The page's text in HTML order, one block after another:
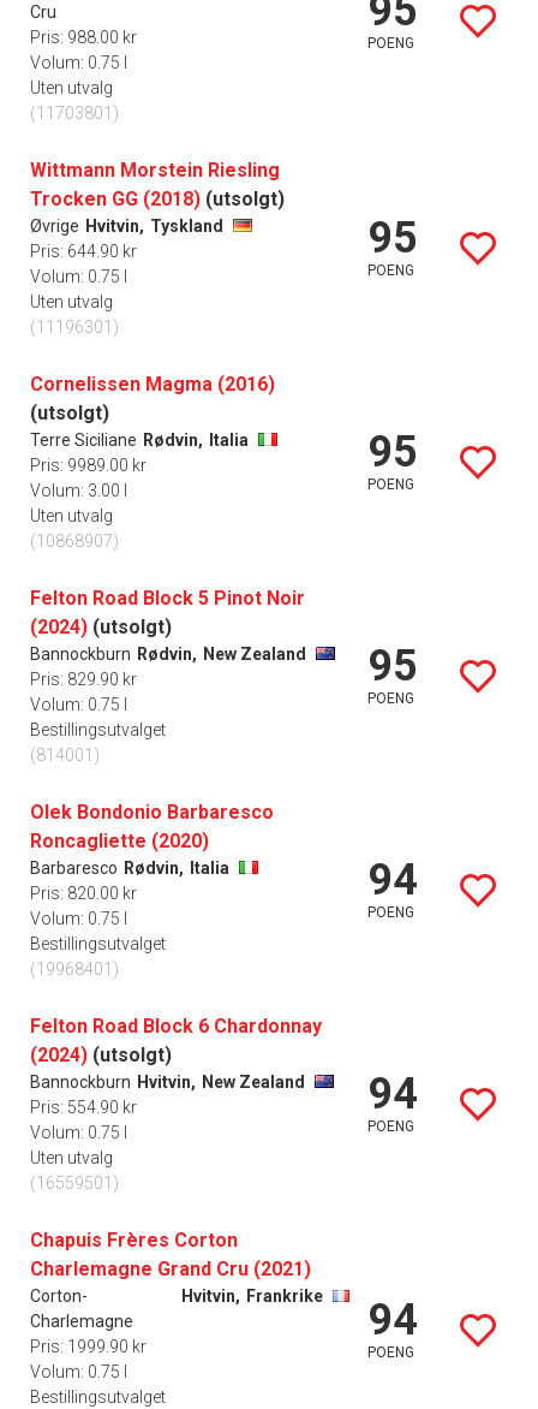
Cru
Pris: 988.00 kr
Volum: 0.75 l
Uten utvalg
(11703801)
95
POENG
Wittmann Morstein Riesling
Trocken GG (2018) (utsolgt)
Øvrige Hvitvin, Tyskland
Pris: 644.90 kr
Volum: 0.75 l
Uten utvalg
(11196301)
95
POENG
Cornelissen Magma (2016)
(utsolgt)
Terre Siciliane Rødvin,
Italia
Pris: 9989.00 kr
Volum: 3.00 l
Uten utvalg
(10868907)
95
POENG
Felton Road Block 5 Pinot Noir
(2024) (utsolgt)
Bannockburn Rødvin, New Zealand
Pris: 829.90 kr
Volum: 0.75 l
Bestillingsutvalget
(814001)
95
POENG
Olek Bondonio Barbaresco
Roncagliette (2020)
Barbaresco Rødvin,
Italia
Pris: 820.00 kr
Volum: 0.75 l
Bestillingsutvalget
(19968401)
94
POENG
Felton Road Block 6 Chardonnay
(2024) (utsolgt)
Bannockburn Hvitvin, New Zealand
Pris: 554.90 kr
Volum: 0.75 l
Uten utvalg
(16559501)
94
POENG
Chapuis Frères Corton
Charlemagne Grand Cru (2021)
Corton-
Charlemagne
Hvitvin, Frankrike
Pris: 1999.90 kr
Volum: 0.75 l
Bestillingsutvalget
94
POENG